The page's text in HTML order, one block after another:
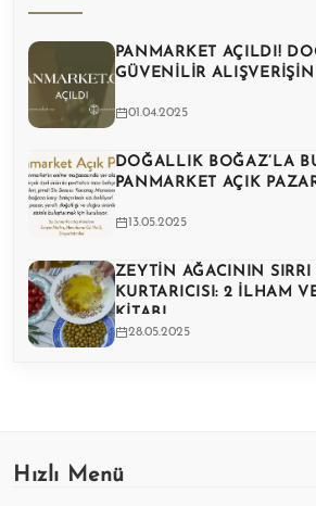
PANMARKET AÇILDI!
GÜVENILIR ALIŞVERIŞIN
01.04.2025
DOĞALLIK BOĞAZ’LA
PANMARKET AÇIK
13.05.2025
ZEYTIN AĞACININ SIRRI
KURTARICISI: 2 İLHAM
KITABI
28.05.2025
Hızlı Menü